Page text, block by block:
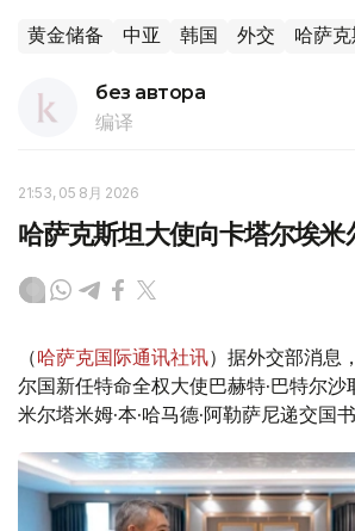
黄金储备 中亚 韩国 外交 哈萨克
без автора
编译
21:53, 05 8月 2026
哈萨克斯坦大使向卡塔尔埃米
（哈萨克国际通讯社讯）据外交部消息
尔国新任特命全权大使巴赫特·巴特尔
米尔塔米姆·本·哈马德·阿勒萨尼递交国书